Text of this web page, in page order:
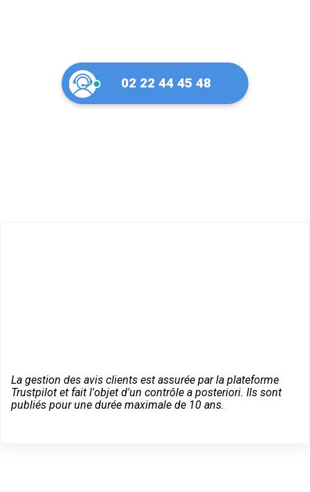
02 22 44 45 48
La gestion des avis clients est assurée par la plateforme
Trustpilot et fait l'objet d'un contrôle a posteriori. Ils sont
publiés pour une durée maximale de 10 ans.